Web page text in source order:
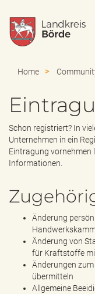
Home
Schon registriert? In
Unternehmen in ein
Eintragung vornehmen
Informationen.
Änderung
Änderung von
für Kraftstoffe
Änderungen
übermitteln
Allgemeine